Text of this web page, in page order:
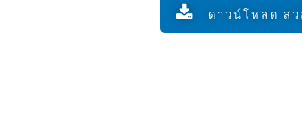
ดาวน์โหลด สว